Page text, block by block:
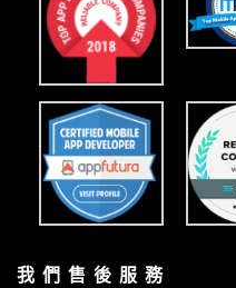
我 們 售 後 服 務